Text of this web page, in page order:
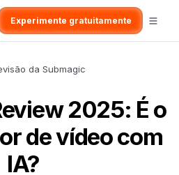
Experimente gratuitamente
da Submagic
2025: É o
de vídeo com
IA?